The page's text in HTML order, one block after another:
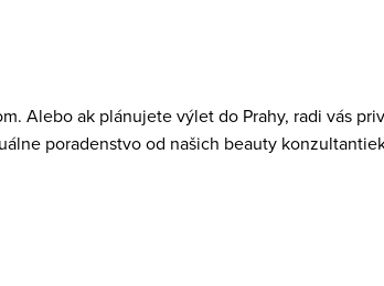
Alebo ak plánujete výlet do Prahy, radi vás
poradenstvo od našich beauty